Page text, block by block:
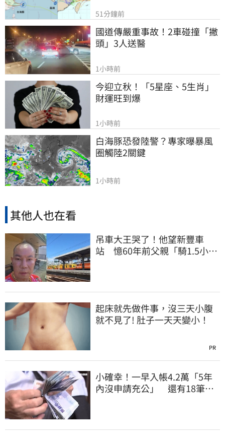
51分鐘前
國道傳嚴重事故！2車碰撞「撇
頭」3人送醫
1小時前
今迎立秋！「5星座、5生肖」
財運旺到爆
1小時前
白海豚恐發陸警？專家曝暴風
圈觸陸2關鍵
1小時前
其他人也在看
吊車大王哭了！他望新豐車
站 憶60年前父親「騎1.5小時
起床就先做件事，沒三天小腹
就不見了! 肚子一天天變小！
PR
小確幸！一早入帳4.2萬「5年
內沒申請充公」 還有18筆錢